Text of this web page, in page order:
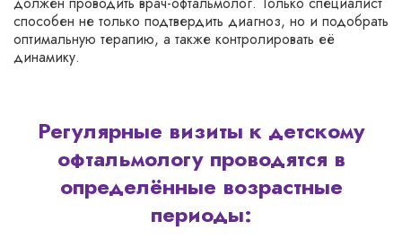
способен не только подтвердить диагноз, но и подобрать
оптимальную терапию, а также контролировать её
динамику.
Регулярные визиты к детскому
офтальмологу проводятся в
определённые возрастные
периоды: